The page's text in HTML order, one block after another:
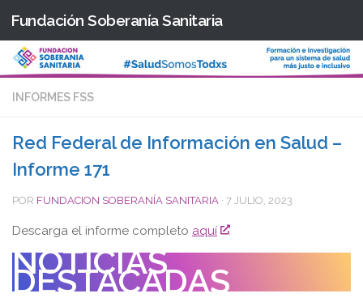
Saltar al contenido
Fundación Soberanía Sanitaria
INFORMES FSS
Red Federal de Información en Salud –
Informe 171
POR FUNDACION SOBERANÍA SANITARIA · 7 JULIO, 2023
Descarga el informe completo aquí
NOTICIAS
DESTACADAS